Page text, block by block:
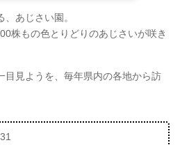
あじさい園。
株もの色とりどりのあじさいが咲き
目見ようを、毎年県内の各地から訪